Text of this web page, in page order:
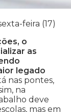
feira (17)
o
as
legado
nas pontes,
na
deve
mas em